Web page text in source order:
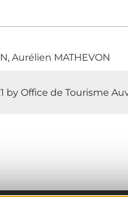
Aurélien MATHEVON
by Office de Tourisme